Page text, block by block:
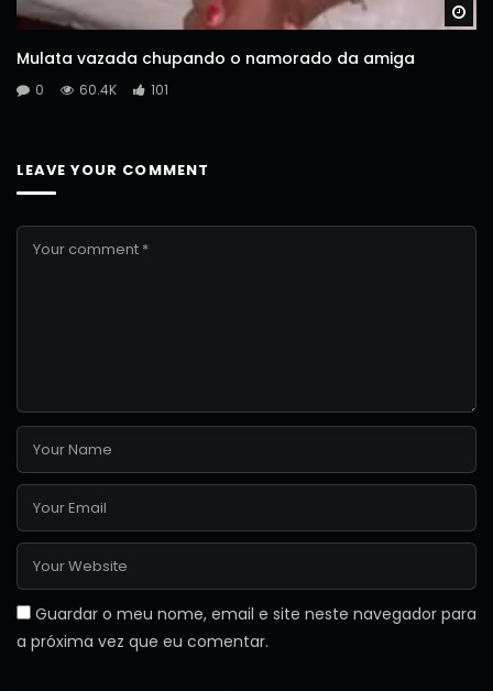
Mulata vazada chupando o namorado da amiga
0 60.4K 101
LEAVE YOUR COMMENT
Guardar o meu nome, email e site neste navegador para
a próxima vez que eu comentar.